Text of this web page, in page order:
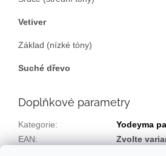
Vetiver
Základ (nízké tóny)
Suché dřevo
Doplňkové parametry
Kategorie:
Yodeyma
EAN:
Zvolte